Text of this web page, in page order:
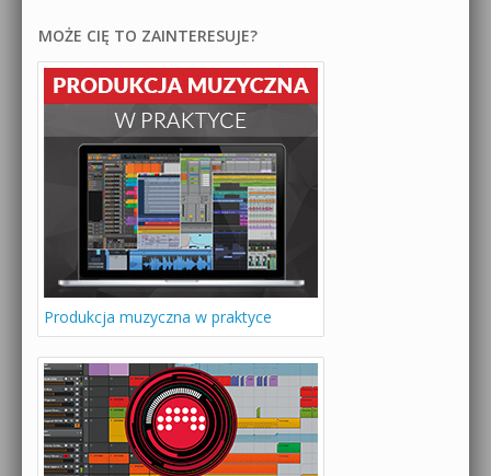
MOŻE CIĘ TO ZAINTERESUJE?
Produkcja muzyczna w praktyce